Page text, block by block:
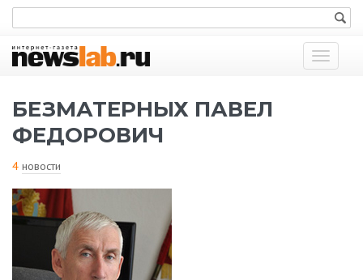
Показать
меню
БЕЗМАТЕРНЫХ ПАВЕЛ
ФЕДОРОВИЧ
4 новости